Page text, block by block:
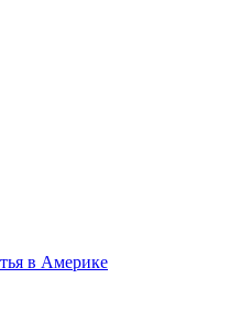
в Америке